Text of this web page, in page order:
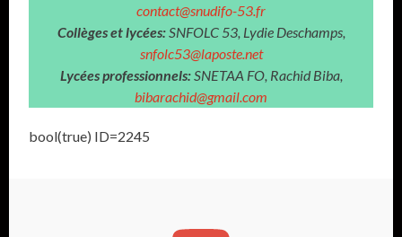
contact@snudifo-53.fr
Collèges et lycées:SNFOLC 53, Lydie Deschamps,
snfolc53@laposte.net
Lycées professionnels:SNETAA FO, Rachid Biba,
bibarachid@gmail.com
bool(true) ID=2245